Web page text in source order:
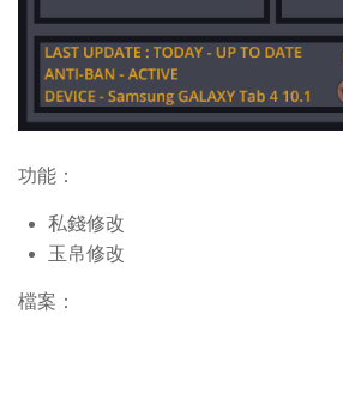
功能：
私錢修改
玉帛修改
檔案：